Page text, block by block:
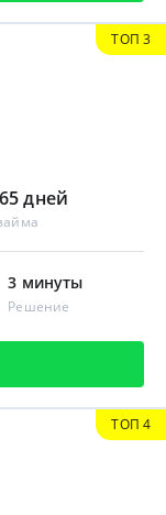
дней
3 минуты
Решение
ТОП 3
ТОП 4